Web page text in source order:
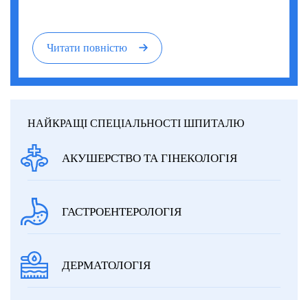
Читати повністю
НАЙКРАЩІ СПЕЦІАЛЬНОСТІ ШПИТАЛЮ
АКУШЕРСТВО ТА ГІНЕКОЛОГІЯ
ГАСТРОЕНТЕРОЛОГІЯ
ДЕРМАТОЛОГІЯ